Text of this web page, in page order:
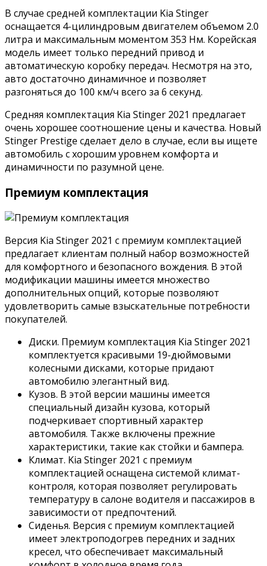
В случае средней комплектации Kia Stinger
оснащается 4-цилиндровым двигателем объемом 2.0
литра и максимальным моментом 353 Нм. Корейская
модель имеет только передний привод и
автоматическую коробку передач. Несмотря на это,
авто достаточно динамичное и позволяет
разгоняться до 100 км/ч всего за 6 секунд.
Средняя комплектация Kia Stinger 2021 предлагает
очень хорошее соотношение цены и качества. Новый
Stinger Prestige сделает дело в случае, если вы ищете
автомобиль с хорошим уровнем комфорта и
динамичности по разумной цене.
Премиум комплектация
Версия Kia Stinger 2021 с премиум комплектацией
предлагает клиентам полный набор возможностей
для комфортного и безопасного вождения. В этой
модификации машины имеется множество
дополнительных опций, которые позволяют
удовлетворить самые взыскательные потребности
покупателей.
Диски. Премиум комплектация Kia Stinger 2021
комплектуется красивыми 19-дюймовыми
колесными дисками, которые придают
автомобилю элегантный вид.
Кузов. В этой версии машины имеется
специальный дизайн кузова, который
подчеркивает спортивный характер
автомобиля. Также включены прежние
характеристики, такие как стойки и бампера.
Климат. Kia Stinger 2021 с премиум
комплектацией оснащена системой климат-
контроля, которая позволяет регулировать
температуру в салоне водителя и пассажиров в
зависимости от предпочтений.
Сиденья. Версия с премиум комплектацией
имеет электроподогрев передних и задних
кресел, что обеспечивает максимальный